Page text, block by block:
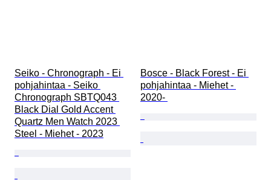
Seiko - Chronograph - Ei
pohjahintaa - Seiko
Chronograph SBTQ043
Black Dial Gold Accent
Quartz Men Watch 2023
Steel - Miehet - 2023
Bosce - Black Forest - Ei
pohjahintaa - Miehet -
2020-